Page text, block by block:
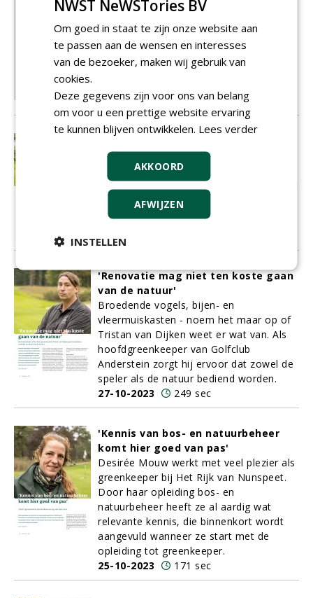
Als de lezers van Greenkeeper deze
uitgave van hun vakblad in hun
brievenbus krijgen is het alweer een
tijdje geleden dat ik dit
hoofdredactionele commentaar heb
30-10-2023
87 sec
'Ik heb het mooiste beroep dat er is'
Pieter Van Der Stock, sinds drie jaar
hoofdgreenkeeper bij Executive Club
Private Golf Zwijnaarde, heeft aardig wat
uitdagingen te tackelen.
30-10-2023
281 sec
'Renovatie mag niet ten koste gaan
van de natuur'
Broedende vogels, bijen- en
vleermuiskasten - noem het maar op of
Tristan van Dijken weet er wat van. Als
hoofdgreenkeeper van Golfclub
Anderstein zorgt hij ervoor dat zowel de
speler als de natuur bediend worden.
27-10-2023
249 sec
'Kennis van bos- en natuurbeheer
komt hier goed van pas'
Desirée Mouw werkt met veel plezier als
greenkeeper bij Het Rijk van Nunspeet.
Door haar opleiding bos- en
natuurbeheer heeft ze al aardig wat
relevante kennis, die binnenkort wordt
aangevuld wanneer ze start met de
opleiding tot greenkeeper.
25-10-2023
171 sec
NWST NeWSTories BV
Om goed in staat te zijn onze website aan
te passen aan de wensen en interesses
van de bezoeker, maken wij gebruik van
cookies.
Deze gegevens zijn voor ons van belang
om voor u een prettige website ervaring
te kunnen blijven ontwikkelen. Lees verder
AKKOORD
AFWIJZEN
INSTELLEN